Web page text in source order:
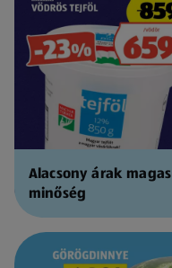
Alacsony árak magas
minőség